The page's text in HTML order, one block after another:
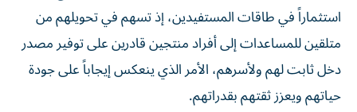
استثماراً في طاقات المستفيدين، إذ تسهم في تحويلهم من
متلقين للمساعدات إلى أفراد منتجين قادرين على توفير مصدر
دخل ثابت لهم ولأسرهم، الأمر الذي ينعكس إيجاباً على جودة
حياتهم ويعزز ثقتهم بقدراتهم.